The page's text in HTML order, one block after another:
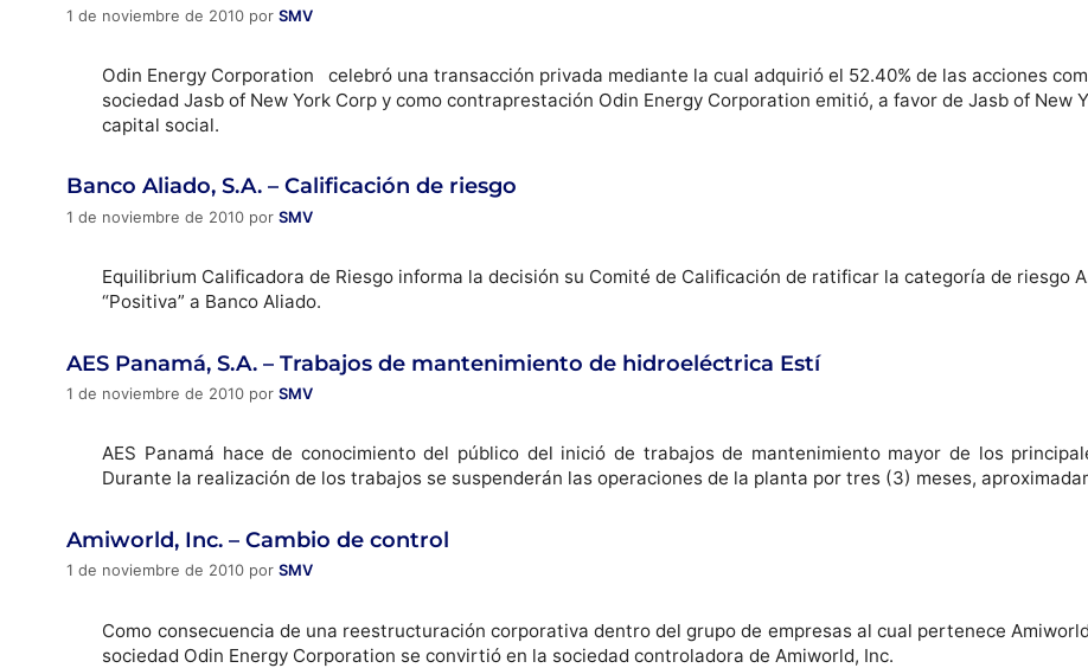
1 de noviembre de 2010 por SMV
Odin Energy Corporation celebró una transacción privada mediante la cual adquirió el 52.40% de las acciones
sociedad Jasb of New York Corp y como contraprestación Odin Energy Corporation emitió, a favor de Jasb of New
capital social.
Banco Aliado, S.A. – Calificación de riesgo
1 de noviembre de 2010 por SMV
Equilibrium Calificadora de Riesgo informa la decisión su Comité de Calificación de ratificar la categoría de riesgo
“Positiva” a Banco Aliado.
AES Panamá, S.A. – Trabajos de mantenimiento de hidroeléctrica Estí
1 de noviembre de 2010 por SMV
AES Panamá hace de conocimiento del público del inició de trabajos de mantenimiento mayor de los
Durante la realización de los trabajos se suspenderán las operaciones de la planta por tres (3) meses,
Amiworld, Inc. – Cambio de control
1 de noviembre de 2010 por SMV
Como consecuencia de una reestructuración corporativa dentro del grupo de empresas al cual pertenece
sociedad Odin Energy Corporation se convirtió en la sociedad controladora de Amiworld, Inc.